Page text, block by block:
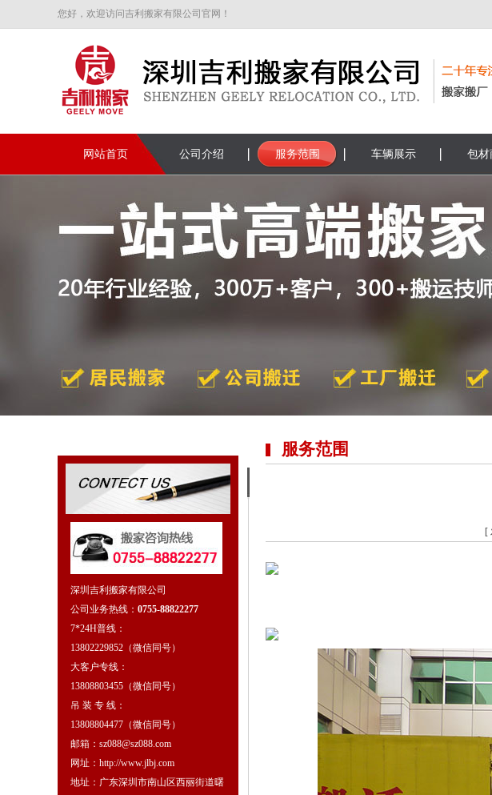
您好，欢迎访问吉利搬家有限公司官网！
网站首页 公司介绍 服务范围 车辆展示 包材
深圳吉利搬家有限公司
公司业务热线： 0755-88822277
7*24H普线：
13802229852（微信同号）
大客户专线：
13808803455（微信同号）
吊 装 专 线：
13808804477（微信同号）
邮箱：sz088@sz088.com
网址：http://www.jlbj.com
地址：广东深圳市南山区西丽街道曙
服务范围
[